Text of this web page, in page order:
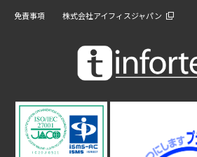
免責事項
株式会社アイフィスジャパン